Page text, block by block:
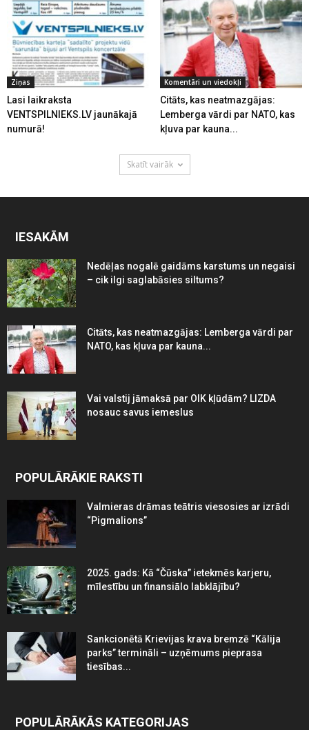
Ziņas
Lasi laikraksta
VENTSPILNIEKS.LV jaunākajā
numurā!
Komentāri un viedokļi
Citāts, kas neatmazgājas:
Lemberga vārdi par NATO, kas
kļuva par kauna...
Skatīt vairāk
IESAKĀM
Nedēļas nogalē gaidāms karstums un negaisi
– cik ilgi saglabāsies siltums?
Citāts, kas neatmazgājas: Lemberga vārdi par
NATO, kas kļuva par kauna...
Vai valstij jāmaksā par OIK kļūdām? LIZDA
nosauc savus iemeslus
POPULĀRĀKIE RAKSTI
Valmieras drāmas teātris viesosies ar izrādi
“Pigmalions”
2025. gads: Kā “Čūska” ietekmēs karjeru,
mīlestību un finansiālo labklājību?
Sankcionētā Krievijas krava bremzē “Kālija
parks” termināli – uzņēmums pieprasa
tiesības...
POPULĀRĀKĀS KATEGORIJAS